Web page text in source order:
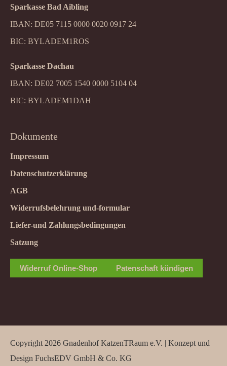
Sparkasse Bad Aibling
IBAN: DE05 7115 0000 0020 0917 24
BIC: BYLADEM1ROS
Sparkasse Dachau
IBAN: DE02 7005 1540 0000 5104 04
BIC: BYLADEM1DAH
Dokumente
Impressum
Datenschutzerklärung
AGB
Widerrufsbelehrung und-formular
Liefer-und Zahlungsbedingungen
Satzung
Widerruf Online-Shop Patenschaft kündigen
Copyright 2026 Gnadenhof KatzenTRaum e.V. | Konzept und
Design FuchsEDV GmbH & Co. KG